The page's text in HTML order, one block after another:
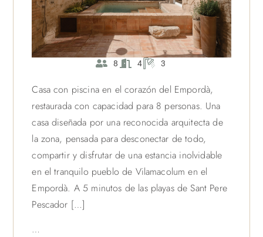
8 4 3
Casa con piscina en el corazón del Empordà,
restaurada con capacidad para 8 personas. Una
casa diseñada por una reconocida arquitecta de
la zona, pensada para desconectar de todo,
compartir y disfrutar de una estancia inolvidable
en el tranquilo pueblo de Vilamacolum en el
Empordà. A 5 minutos de las playas de Sant Pere
Pescador […]
…